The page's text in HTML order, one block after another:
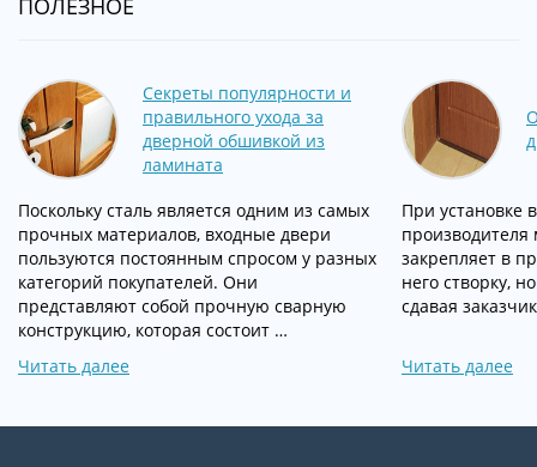
ПОЛЕЗНОЕ
Секреты популярности и
правильного ухода за
дверной обшивкой из
ламината
Поскольку сталь является одним из самых
прочных материалов, входные двери
пользуются постоянным спросом у разных
категорий покупателей. Они
представляют собой прочную сварную
конструкцию, которая состоит …
Читать далее
При установке
производителя
закрепляет в
него створку,
сдавая
Читать далее